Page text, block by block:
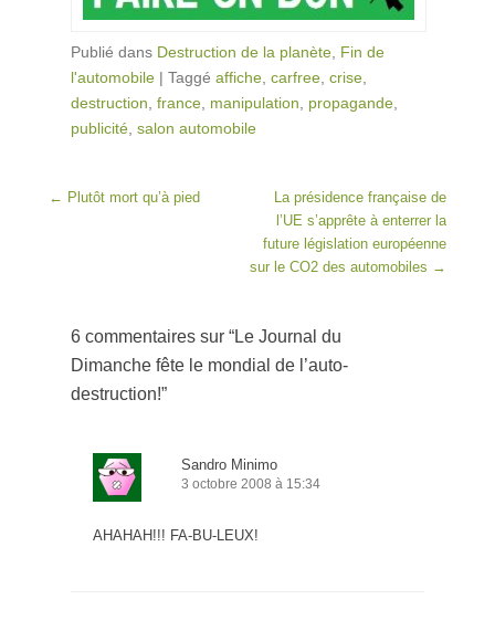
Publié dans Destruction de la planète Fin de
l'automobile | Taggé affiche carfree crise
destruction france manipulation propagande
publicité salon automobile
Post navigation
← Plutôt mort qu’à pied
La présidence française de
l’UE s’apprête à enterrer la
future législation européenne
sur le CO2 des automobiles →
6 commentaires sur “Le Journal du
Dimanche fête le mondial de l’auto-
destruction!”
Sandro Minimo
3 octobre 2008 à 15:34
AHAHAH!!! FA-BU-LEUX!